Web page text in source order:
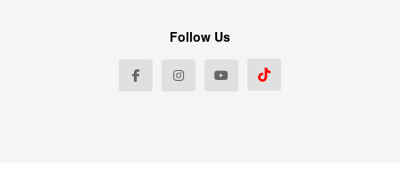
Follow Us